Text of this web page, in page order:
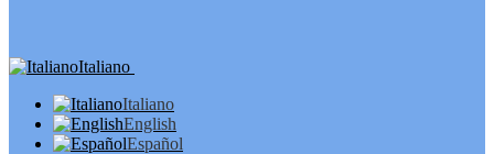
Italiano
Italiano
English
Español